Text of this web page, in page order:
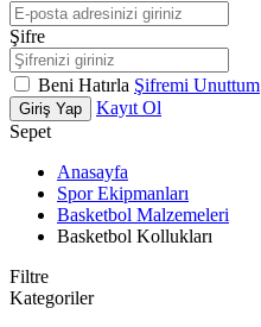
Şifre
Beni Hatırla Şifremi Unuttum
Giriş Yap
Kayıt Ol
Sepet
Anasayfa
Spor Ekipmanları
Basketbol Malzemeleri
Basketbol Kollukları
Filtre
Kategoriler